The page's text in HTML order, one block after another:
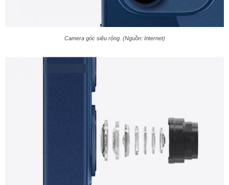
Camera góc siêu rộng. (Nguồn: Internet)